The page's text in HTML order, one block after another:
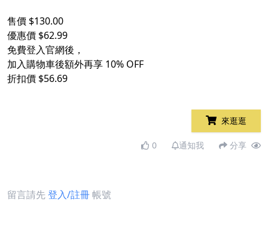
售價 $130.00
優惠價 $62.99
免費登入官網後，
加入購物車後額外再享 10% OFF
折扣價 $56.69
來逛逛
0 通知我 分享
留言請先登入/註冊帳號